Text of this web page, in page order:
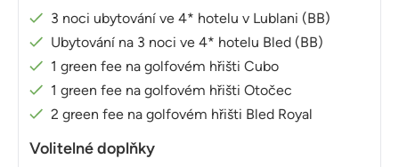
3 noci ubytování ve 4* hotelu v Lublani (BB)
Ubytování na 3 noci ve 4* hotelu Bled (BB)
1 green fee na golfovém hřišti Cubo
1 green fee na golfovém hřišti Otočec
2 green fee na golfovém hřišti Bled Royal
Volitelné doplňky